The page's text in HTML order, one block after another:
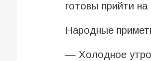
готовы прийти
Народные
— Холодное утро